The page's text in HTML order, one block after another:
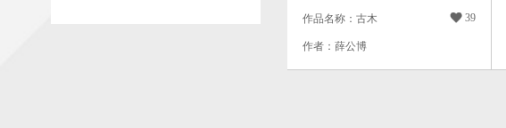
作品名称：古木  39
作者：薛公博